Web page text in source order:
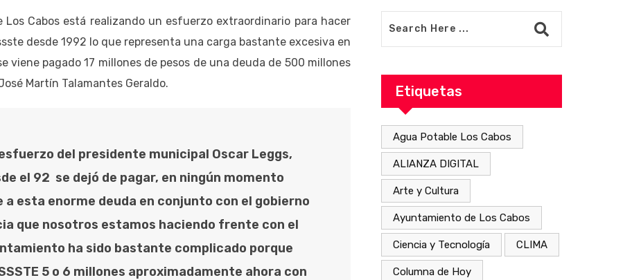
Cabos está realizando un esfuerzo extraordinario para hacer
desde 1992 lo que representa una carga bastante excesiva en
viene pagado 17 millones de pesos de una deuda de 500 millones
Martín Talamantes Geraldo.
del presidente municipal Oscar Leggs,
el 92 se dejó de pagar, en ningún momento
esta enorme deuda en conjunto con el gobierno
que nosotros estamos haciendo frente con el
ha sido bastante complicado porque
5 o 6 millones aproximadamente ahora con
Etiquetas
Agua Potable Los Cabos
ALIANZA DIGITAL
Arte y Cultura
Ayuntamiento de Los Cabos
Ciencia y Tecnología CLIMA
Columna de Hoy